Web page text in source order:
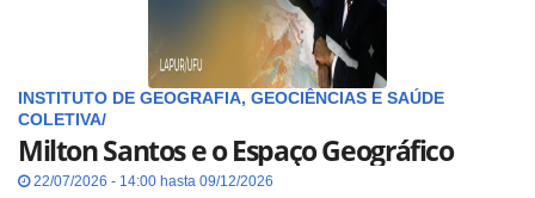
INSTITUTO DE GEOGRAFIA, GEOCIÊNCIAS E SAÚDE
COLETIVA/
Milton Santos e o Espaço Geográfico
22/07/2026 - 14:00 hasta 09/12/2026